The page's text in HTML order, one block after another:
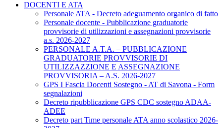
DOCENTI E ATA
Personale ATA - Decreto adeguamento organico di fatto
Personale docente - Pubblicazione graduatorie
provvisorie di utilizzazioni e assegnazioni provvisorie
a.s. 2026-2027
PERSONALE A.T.A. – PUBBLICAZIONE
GRADUATORIE PROVVISORIE DI
UTILIZZAZZIONE E ASSEGNAZIONE
PROVVISORIA – A.S. 2026-2027
GPS I Fascia Docenti Sostegno - AT di Savona - Form
segnalazioni
Decreto ripubblicazione GPS CDC sostegno ADAA-
ADEE
Decreto part Time personale ATA anno scolastico 2026-